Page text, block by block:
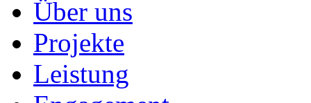
Über uns
Projekte
Leistung